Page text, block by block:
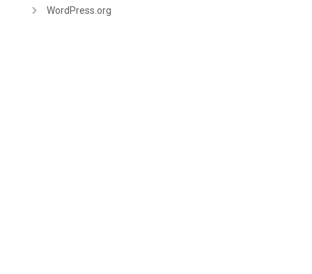
WordPress.org